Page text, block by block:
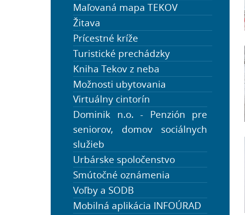
Maľovaná mapa TEKOV
Žitava
Prícestné kríže
Turistické prechádzky
Kniha Tekov z neba
Možnosti ubytovania
Nájomné byty
Úradné hodiny - OÚ, knižnica
lekár, pošta, lekáreň
Info – utečenci z Ukrajiny
Civilná ochrana obyvateľstva
Farský úrad
Virtuálny cintorín
Dominik n.o. - Penzión pre
seniorov, domov sociálnych
služieb
Urbárske spoločenstvo
Smútočné oznámenia
Voľby a SODB
Mobilná aplikácia INFOÚRAD